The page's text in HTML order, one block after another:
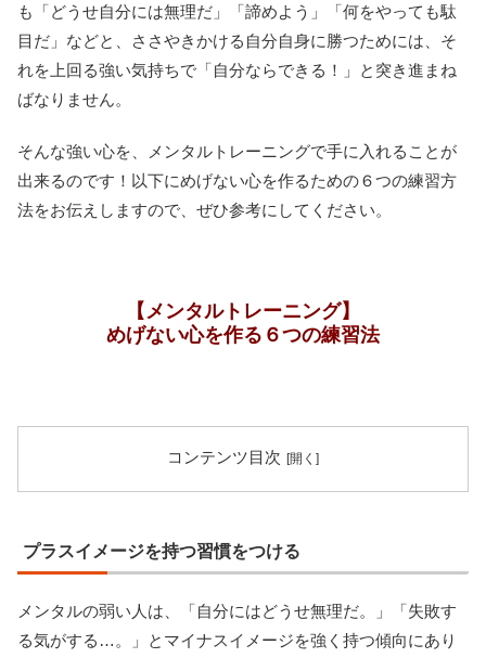
も「どうせ自分には無理だ」「諦めよう」「何をやっても駄
目だ」などと、ささやきかける自分自身に勝つためには、そ
れを上回る強い気持ちで「自分ならできる！」と突き進まね
ばなりません。
そんな強い心を、メンタルトレーニングで手に入れることが
出来るのです！以下にめげない心を作るための６つの練習方
法をお伝えしますので、ぜひ参考にしてください。
【メンタルトレーニング】
めげない心を作る６つの練習法
コンテンツ目次
プラスイメージを持つ習慣をつける
メンタルの弱い人は、「自分にはどうせ無理だ。」「失敗す
る気がする…。」とマイナスイメージを強く持つ傾向にあり